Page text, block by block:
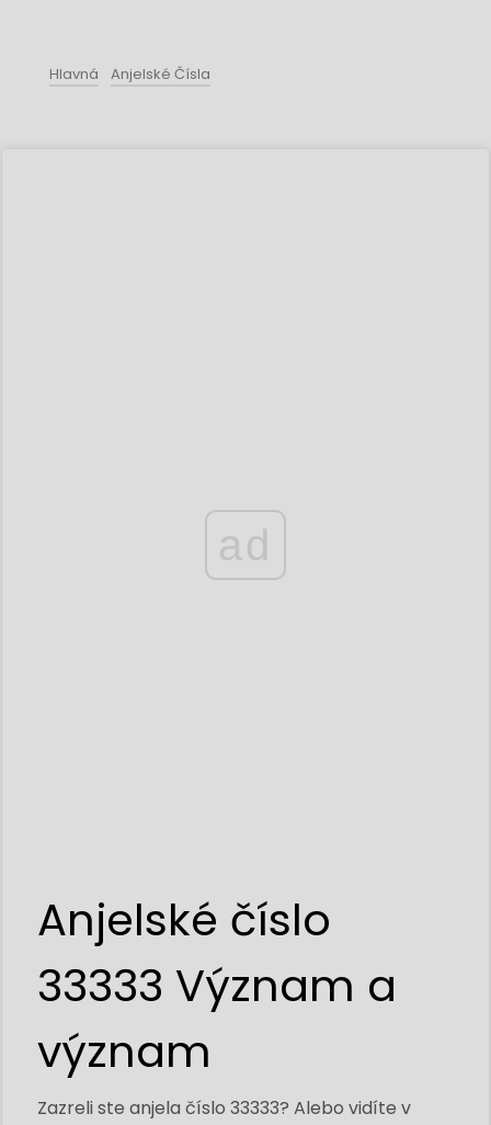
Hlavná Anjelské Čísla
ad
Anjelské číslo
33333 Význam a
význam
Zazreli ste anjela číslo 33333? Alebo vidíte v